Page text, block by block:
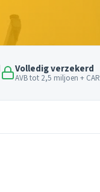
Volledig verzekerd
AVB tot 2,5 miljoen + CAR